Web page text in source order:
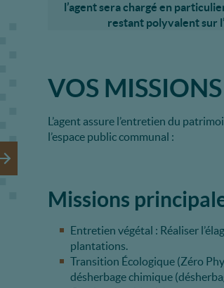
l’agent sera chargé en
restant polyvalent sur
VOS MISSIONS
L’agent assure l’entretien du
l’espace public communal :
Missions
Entretien végétal : Réaliser
plantations.
Transition Écologique (Zéro
désherbage chimique